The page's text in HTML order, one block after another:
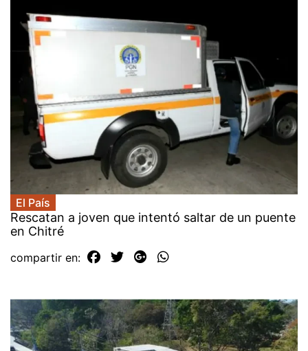
El País
Rescatan a joven que intentó saltar de un puente
en Chitré
compartir en: